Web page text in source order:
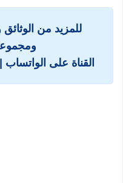
للمزيد من الوثائق
القناة على الواتساب ||